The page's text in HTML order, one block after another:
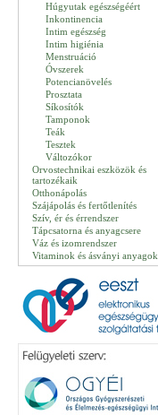
Húgyutak egészségéért
Inkontinencia
Intim egészség
Intim higiénia
Menstruáció
Óvszerek
Potencianövelés
Prosztata
Síkosítók
Tamponok
Teák
Tesztek
Változókor
Orvostechnikai eszközök és
tartozékaik
Otthonápolás
Szájápolás és fertőtlenítés
Szív, ér és érrendszer
Tápcsatorna és anyagcsere
Váz és izomrendszer
Vitaminok és ásványi anyagok